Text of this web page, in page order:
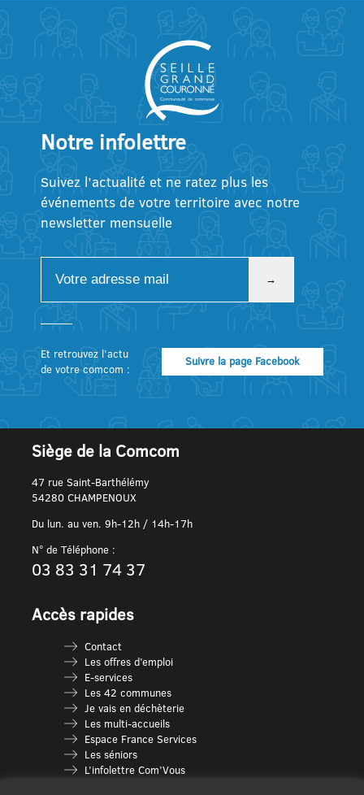
Notre infolettre
Suivez l’actualité et ne ratez plus les
événements de votre territoire avec notre
newsletter mensuelle
Et retrouvez l’actu
de votre comcom :
Suivre la page Facebook
Siège de la Comcom
47 rue Saint-Barthélémy
54280 CHAMPENOUX
Du lun. au ven. 9h-12h / 14h-17h
N° de Téléphone :
03 83 31 74 37
Accès rapides
Contact
Les offres d’emploi
E-services
Les 42 communes
Je vais en déchèterie
Les multi-accueils
Espace France Services
Les séniors
L’infolettre Com’Vous